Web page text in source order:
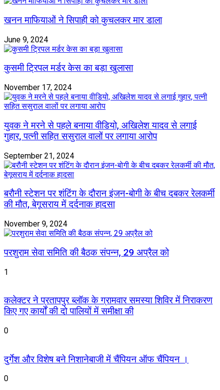
खनन माफियाओं ने सिपाही को कुचलकर मार डाला
June 9, 2024
कुसमी ट्रिपल मर्डर केस का बड़ा खुलासा
November 17, 2024
युवक ने मरने से पहले बनाया वीडियो, अखिलेश यादव से लगाई
गुहार, पत्नी सहित ससुराल वालों पर लगाया आरोप
September 21, 2024
बरौनी स्टेशन पर शंटिंग के दौरान इंजन-बोगी के बीच दबकर रेलकर्मी
की मौत, बेगूसराय में दर्दनाक हादसा
November 9, 2024
परशुराम सेवा समिति की बैठक संपन्न, 29 अप्रैल को
1
कलेक्टर ने प्रतापपुर ब्लॉक के ग्रामवार समस्या शिविर में निराकरण
किए गए कार्यों की दो पालियों में समीक्षा की
0
दुर्गेश और विशेष बने निशानेबाजी में चैंपियन ऑफ चैंपियन ।
0